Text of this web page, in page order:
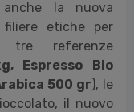
la nuova
etiche per
tre referenze
Espresso Bio
500 gr), le
il nuovo